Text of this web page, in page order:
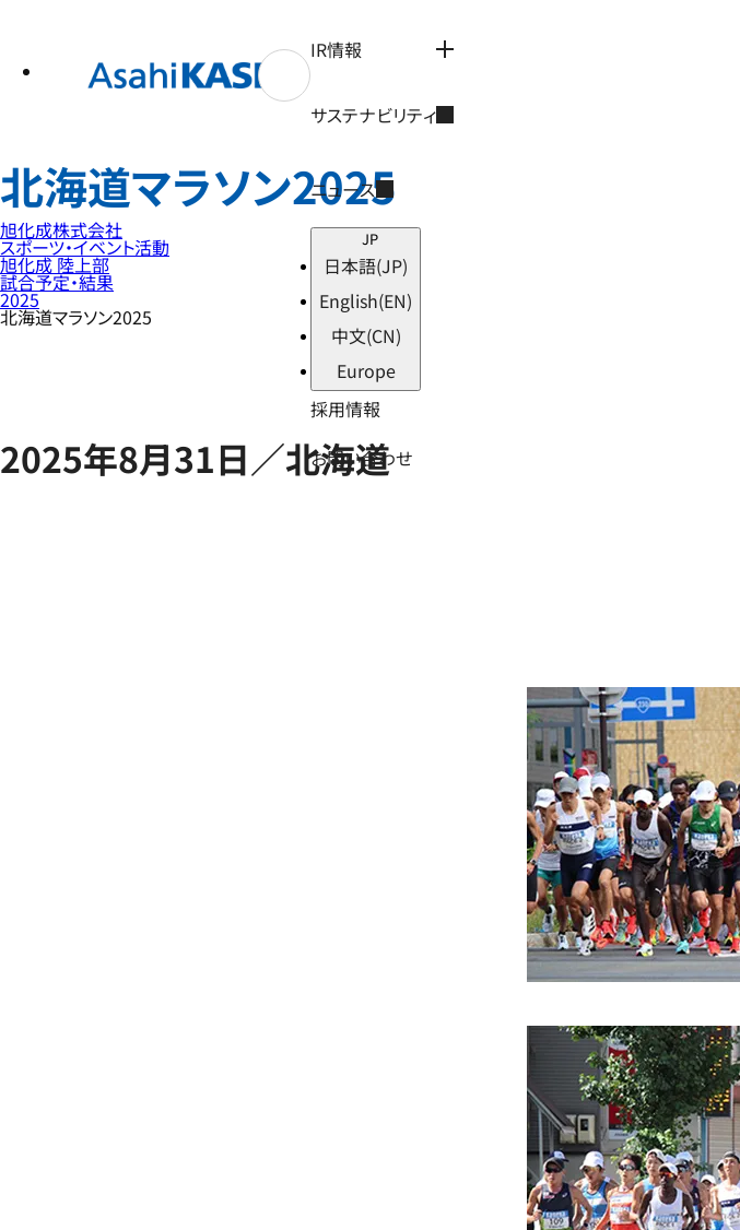
IR情報
サステナビリティ
ニュース
JP
日本語(JP)
English(EN)
中文(CN)
Europe
採用情報
お問い合わせ
北海道マラソン2025
旭化成株式会社
スポーツ・イベント活動
旭化成 陸上部
試合予定・結果
2025
北海道マラソン2025
2025年8月31日／北海道